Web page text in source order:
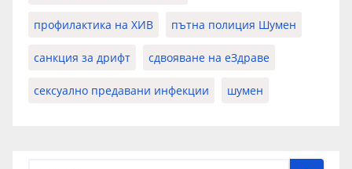
профилактика на ХИВ пътна полиция Шумен
санкция за дрифт сдвояване на еЗдраве
сексуално предавани инфекции шумен